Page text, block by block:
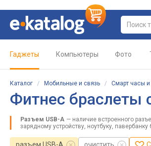
Гаджеты Компьютеры Фото
Каталог / Мобильные и связь / Смарт часы и
Фитнес браслеты
Разъем USB-A — наличие встроенного
зарядному устройству, ноутбуку,